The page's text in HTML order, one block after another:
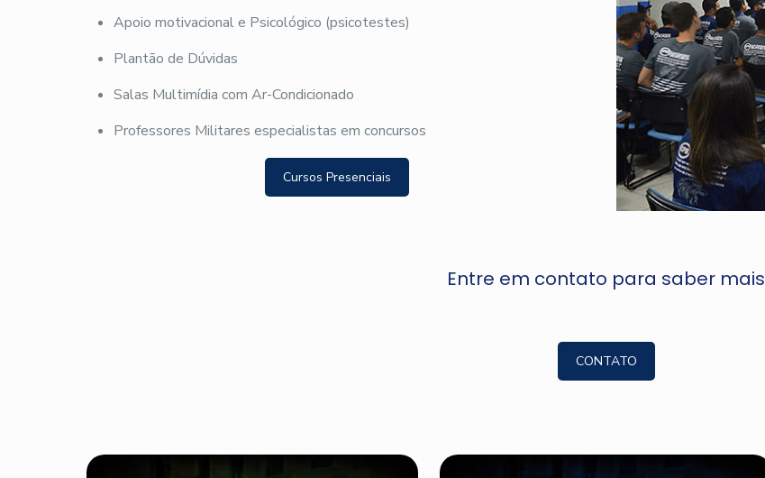
Apoio motivacional e Psicológico (psicotestes)
Plantão de Dúvidas
Salas Multimídia com Ar-Condicionado
Professores Militares especialistas em concursos
Cursos Presenciais
Entre em contato para saber mais
CONTATO